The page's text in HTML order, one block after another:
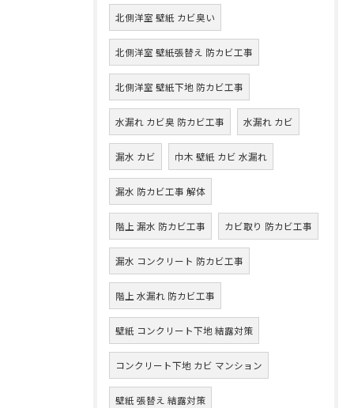
北側洋室 壁紙 カビ臭い
北側洋室 壁紙張替え 防カビ工事
北側洋室 壁紙下地 防カビ工事
水漏れ カビ臭 防カビ工事 水漏れ カビ
漏水 カビ 巾木 壁紙 カビ 水漏れ
漏水 防カビ工事 解体
階上 漏水 防カビ工事 カビ取り 防カビ工事
漏水 コンクリート 防カビ工事
階上 水漏れ 防カビ工事
壁紙 コンクリート下地 結露対策
コンクリート下地 カビ マンション
壁紙 張替え 結露対策